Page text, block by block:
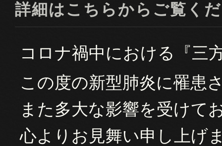
詳細はこちらからご覧く
コロナ禍中における『三
この度の新型肺炎に罹患
また多大な影響を受けて
心よりお見舞い申し上げ